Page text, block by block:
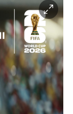
이
미
지
확
대